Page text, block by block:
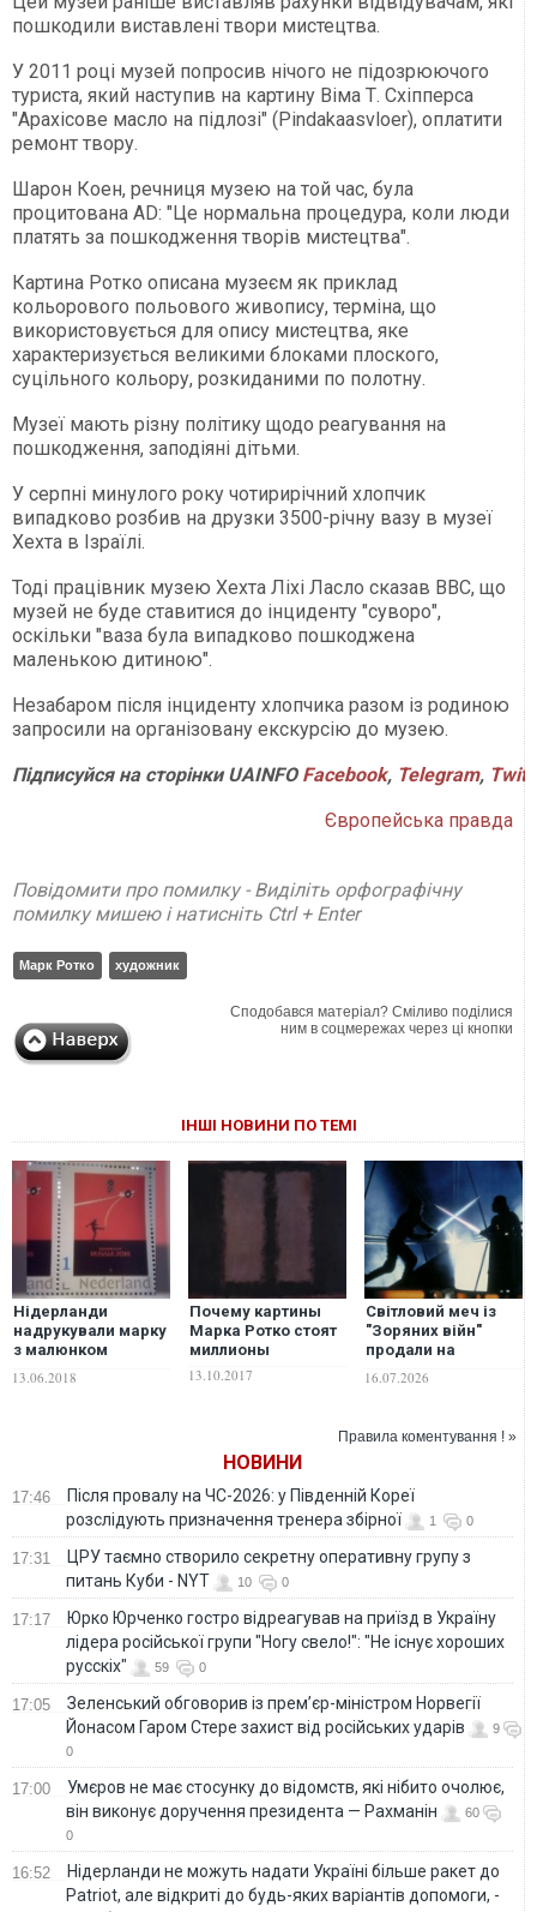
пошкодили виставлені твори мистецтва.
У 2011 році музей попросив нічого не підозрюючого
туриста, який наступив на картину Віма Т. Схіпперса
"Арахісове масло на підлозі" (Pindakaasvloer), оплатити
ремонт твору.
Шарон Коен, речниця музею на той час, була
процитована AD: "Це нормальна процедура, коли люди
платять за пошкодження творів мистецтва".
Картина Ротко описана музеєм як приклад
кольорового польового живопису, терміна, що
використовується для опису мистецтва, яке
характеризується великими блоками плоского,
суцільного кольору, розкиданими по полотну.
Музеї мають різну політику щодо реагування на
пошкодження, заподіяні дітьми.
У серпні минулого року чотирирічний хлопчик
випадково розбив на друзки 3500-річну вазу в музеї
Хехта в Ізраїлі.
Тоді працівник музею Хехта Ліхі Ласло сказав BBC, що
музей не буде ставитися до інциденту "суворо",
оскільки "ваза була випадково пошкоджена
маленькою дитиною".
Незабаром після інциденту хлопчика разом із родиною
запросили на організовану екскурсію до музею.
Підписуйся на сторінки UAINFO Facebook, Telegram,
Європейська правда
Повідомити про помилку - Виділіть орфографічну
помилку мишею і натисніть Ctrl + Enter
Марк Ротко художник
Сподобався матеріал? Сміливо поділися
ним в соцмережах через ці кнопки
ІНШІ НОВИНИ ПО ТЕМІ
Нідерланди
надрукували марку
з малюнком
художника про
13.06.2018
Почему картины
Марка Ротко стоят
миллионы
13.10.2017
Світловий меч із
"Зоряних війн"
продали на
$4 мільйони
16.07.2026
Правила коментування ! »
НОВИНИ
17:46
Після провалу на ЧС-2026: у Південній Кореї
розслідують призначення тренера збірної
1 0
17:31
ЦРУ таємно створило секретну оперативну групу з
питань Куби - NYT
10 0
17:17
Юрко Юрченко гостро відреагував на приїзд в Україну
лідера російської групи "Ногу свело!": "Не існує хороших
русскіх"
59 0
17:05
Зеленський обговорив із прем’єр-міністром Норвегії
Йонасом Гаром Стере захист від російських ударів
9
0
17:00
Умєров не має стосунку до відомств, які нібито очолює,
він виконує доручення президента — Рахманін
60
0
16:52
Нідерланди не можуть надати Україні більше ракет до
Patriot, але відкриті до будь-яких варіантів допомоги, -